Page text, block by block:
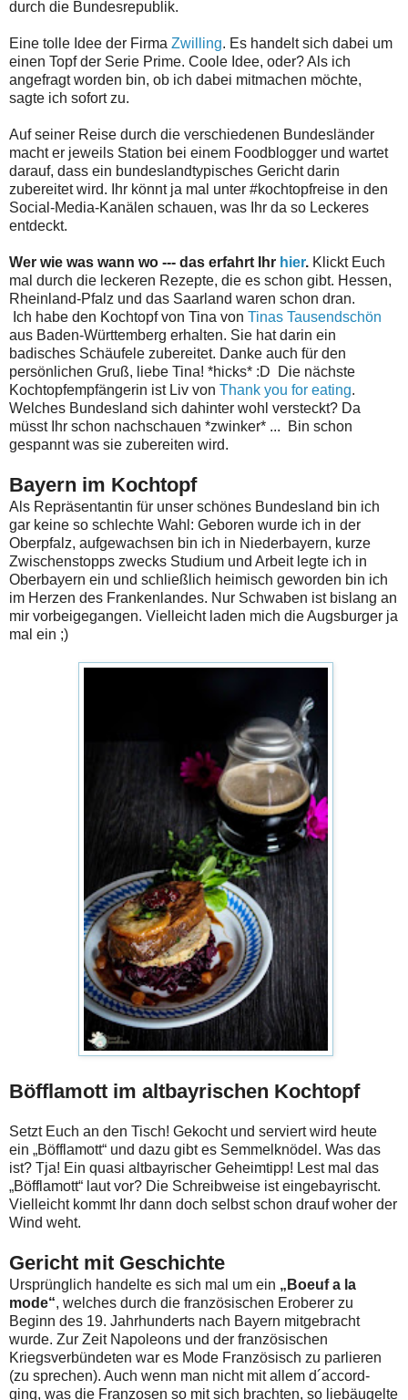
durch die Bundesrepublik.
Eine tolle Idee der Firma Zwilling. Es handelt sich dabei um
einen Topf der Serie Prime. Coole Idee, oder? Als ich
angefragt worden bin, ob ich dabei mitmachen möchte,
sagte ich sofort zu.
Auf seiner Reise durch die verschiedenen Bundesländer
macht er jeweils Station bei einem Foodblogger und wartet
darauf, dass ein bundeslandtypisches Gericht darin
zubereitet wird. Ihr könnt ja mal unter #kochtopfreise in den
Social-Media-Kanälen schauen, was Ihr da so Leckeres
entdeckt.
Wer wie was wann wo --- das erfahrt Ihr hier. Klickt Euch
mal durch die leckeren Rezepte, die es schon gibt. Hessen,
Rheinland-Pfalz und das Saarland waren schon dran.
Ich habe den Kochtopf von Tina von Tinas Tausendschön
aus Baden-Württemberg erhalten. Sie hat darin ein
badisches Schäufele zubereitet. Danke auch für den
persönlichen Gruß, liebe Tina! *hicks* :D Die nächste
Kochtopfempfängerin ist Liv von Thank you for eating.
Welches Bundesland sich dahinter wohl versteckt? Da
müsst Ihr schon nachschauen *zwinker* ... Bin schon
gespannt was sie zubereiten wird.
Bayern im Kochtopf
Als Repräsentantin für unser schönes Bundesland bin ich
gar keine so schlechte Wahl: Geboren wurde ich in der
Oberpfalz, aufgewachsen bin ich in Niederbayern, kurze
Zwischenstopps zwecks Studium und Arbeit legte ich in
Oberbayern ein und schließlich heimisch geworden bin ich
im Herzen des Frankenlandes. Nur Schwaben ist bislang an
mir vorbeigegangen. Vielleicht laden mich die Augsburger ja
mal ein ;)
Böfflamott im altbayrischen Kochtopf
Setzt Euch an den Tisch! Gekocht und serviert wird heute
ein „Böfflamott“ und dazu gibt es Semmelknödel. Was das
ist? Tja! Ein quasi altbayrischer Geheimtipp! Lest mal das
„Böfflamott“ laut vor? Die Schreibweise ist eingebayrischt.
Vielleicht kommt Ihr dann doch selbst schon drauf woher der
Wind weht.
Gericht mit Geschichte
Ursprünglich handelte es sich mal um ein „Boeuf a la
mode“, welches durch die französischen Eroberer zu
Beginn des 19. Jahrhunderts nach Bayern mitgebracht
wurde. Zur Zeit Napoleons und der französischen
Kriegsverbündeten war es Mode Französisch zu parlieren
(zu sprechen). Auch wenn man nicht mit allem d´accord-
ging, was die Franzosen so mit sich brachten, so liebäugelte